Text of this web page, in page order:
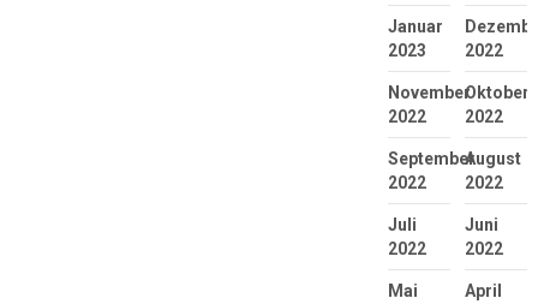
Januar
2023
2022
November
2022
Oktober
2022
September
2022
August
2022
Juli
2022
Juni
2022
Mai
April